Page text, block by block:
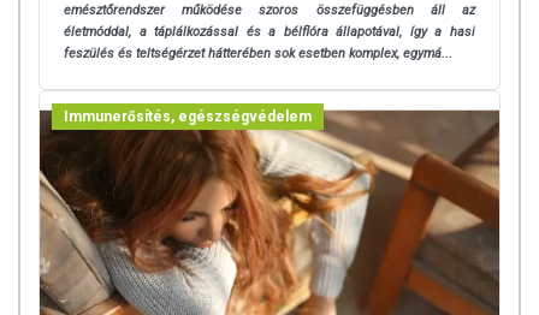
emésztőrendszer működése szoros összefüggésben áll az
életmóddal, a táplálkozással és a bélflóra állapotával, így a hasi
feszülés és teltségérzet hátterében sok esetben komplex, egymá...
Immunerősítés, egészségvédelem